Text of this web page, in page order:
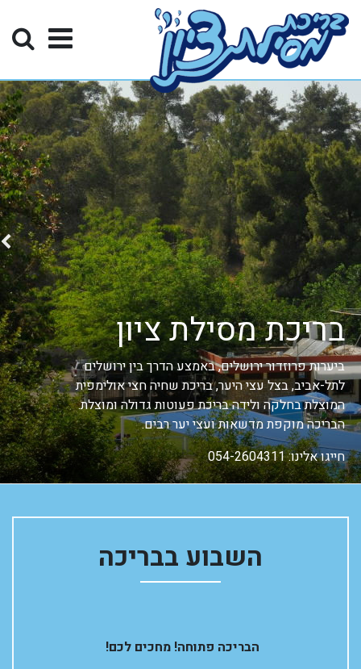
בריכת מסילת ציון
ביערות פרוזדור ירושלים, באמצע הדרך בין ירושלים
לתל-אביב, בצל עצי היער, בריכת שחיה חצי אולימפית
המוצלת בחלקה ולידה בריכת פעוטות גדולה ומוצלת.
הבריכה מוקפת מדשאות ועצי יער רבים.
חייגו אלינו:054-2604311
השבוע בבריכה
הבריכה פתוחה! מחכים לכם!